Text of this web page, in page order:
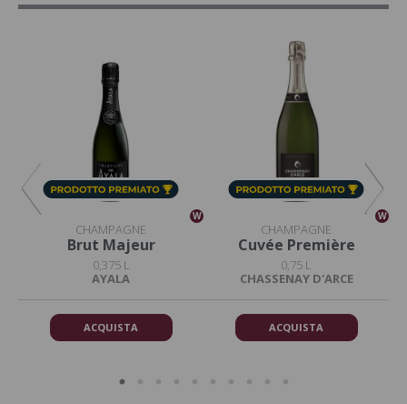
W
CHAMPAGNE
Brut Majeur
0,375 L
AYALA
ACQUISTA
W
CHAMPAGNE
Cuvée Première
0,75 L
CHASSENAY D'ARCE
ACQUISTA